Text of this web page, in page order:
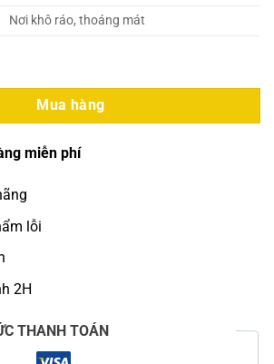
Nơi khô ráo, thoáng mát
2.2kg - 6 Hũ/Thùng) số lượng
Mua hàng
miễn phí
lỗi
2H
THANH TOÁN